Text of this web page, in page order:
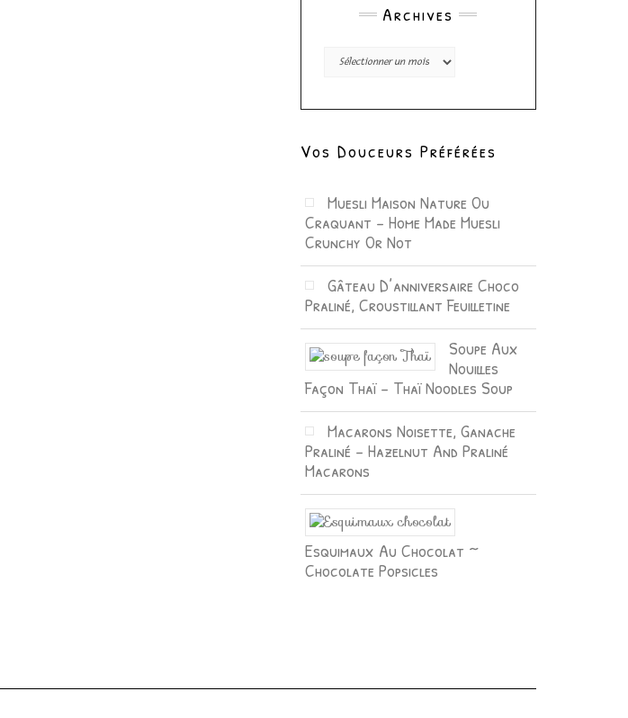
Archives
Archives
Vos Douceurs Préférées
Muesli Maison Nature Ou
Craquant – Home Made Muesli
Crunchy Or Not
Gâteau D’anniversaire Choco
Praliné, Croustillant Feuilletine
Soupe Aux
Nouilles
Façon Thaï – Thaï Noodles Soup
Macarons Noisette, Ganache
Praliné – Hazelnut And Praliné
Macarons
Esquimaux Au Chocolat ~
Chocolate Popsicles